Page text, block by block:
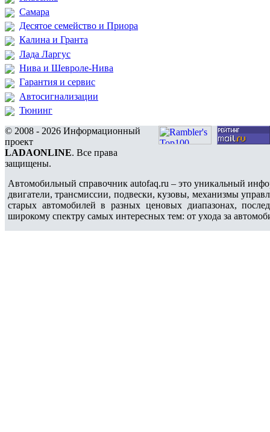
Самара
Десятое семейство и Приора
Калина и Гранта
Лада Ларгус
Нива и Шевроле-Нива
Гарантия и сервис
Автосигнализации
Тюнинг
© 2008 - 2026 Информационный
проект
LADAONLINE. Все права
защищены.
Автомобильный справочник autofaq.ru – это уникальный
двигатели, трансмиссии, подвески, кузовы, механизмы
старых автомобилей в разных ценовых диапазонах,
широкому спектру самых интересных тем: от ухода за